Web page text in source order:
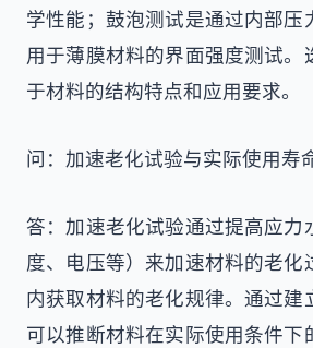
学性能；鼓泡测试是通过内部压
用于薄膜材料的界面强度测试。
于材料的结构特点和应用要求。
问：加速老化试验与实际使用寿
答：加速老化试验通过提高应力
度、电压等）来加速材料的老化
内获取材料的老化规律。通过建
可以推断材料在实际使用条件下